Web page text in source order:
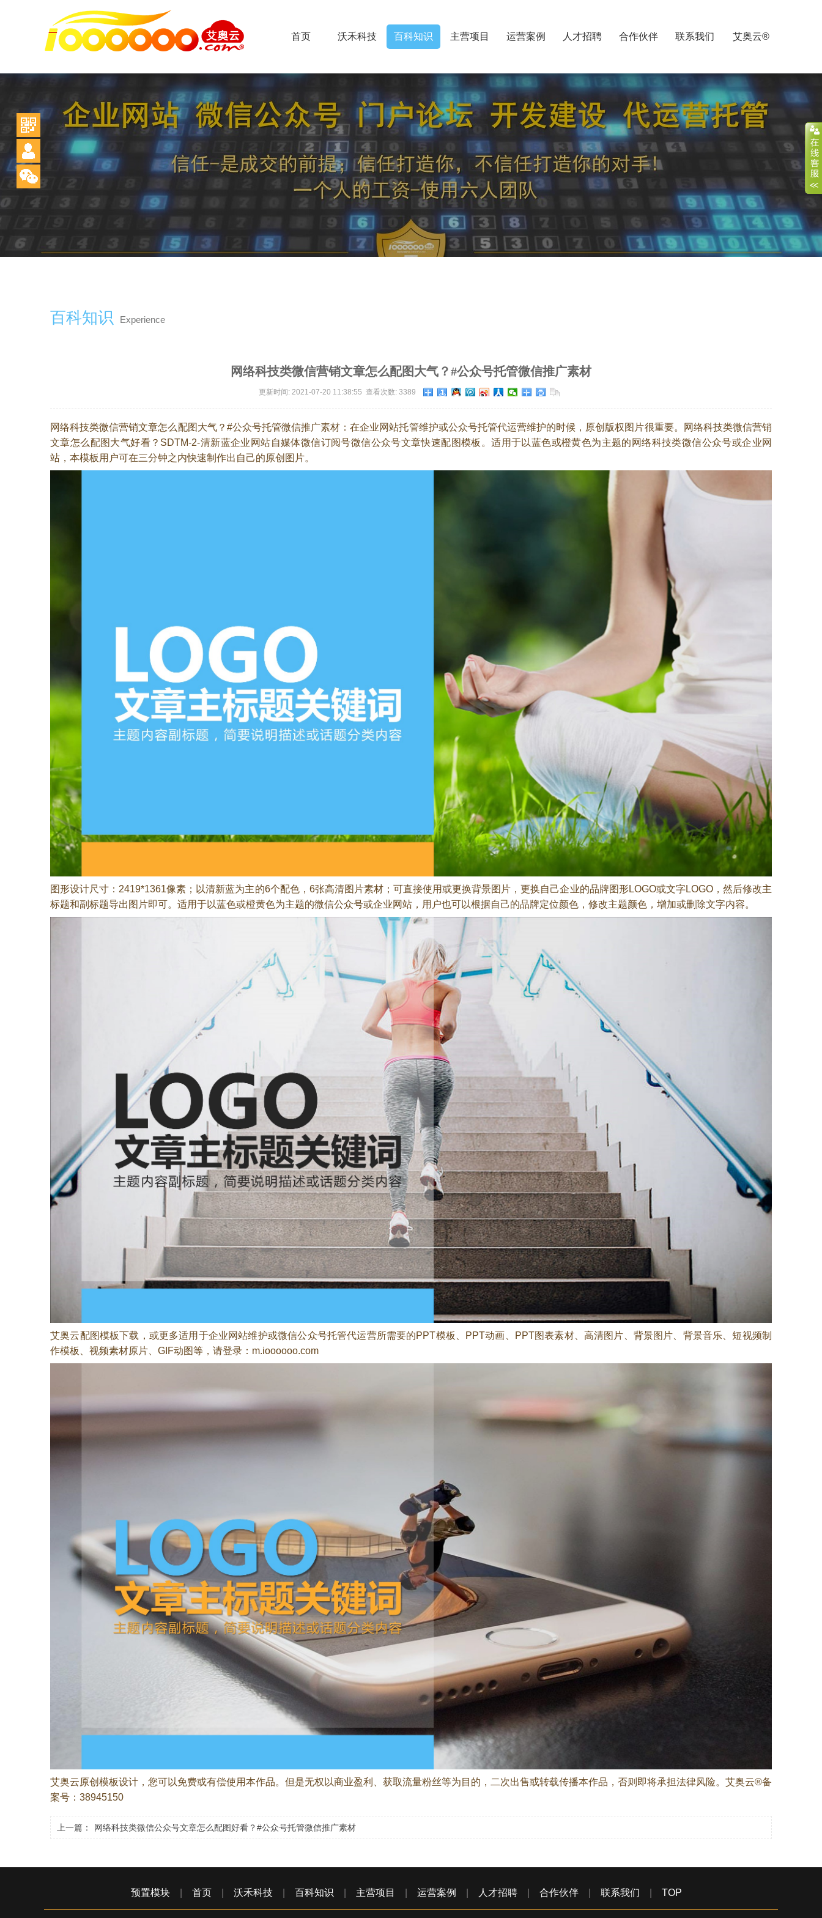
首页 沃禾科技 百科知识 主营项目 运营案例 人才招聘 合作伙伴 联系我们 艾奥云®
百科知识 Experience
网络科技类微信营销​文章怎么配图大气？#公众号托管微信推广素材
更新时间: 2021-07-20 11:38:55 查看次数: 3389
网络科技类微信营销文章怎么配图大气？#公众号托管微信推广素材：在企业网站托管维护或公众号托管代运营维护的时候，原创版权图片很重要。网络科技类微信营销
文章怎么配图大气好看？SDTM-2-清新蓝企业网站自媒体微信订阅号微信公众号文章快速配图模板。适用于以蓝色或橙黄色为主题的网络科技类微信公众号或企业网
站，本模板用户可在三分钟之内快速制作出自己的原创图片。
图形设计尺寸：2419*1361像素；以清新蓝为主的6个配色，6张高清图片素材；可直接使用或更换背景图片，更换自己企业的品牌图形LOGO或文字LOGO，然后修改主
标题和副标题导出图片即可。适用于以蓝色或橙黄色为主题的微信公众号或企业网站，用户也可以根据自己的品牌定位颜色，修改主题颜色，增加或删除文字内容。
艾奥云配图模板下载，或更多适用于企业网站维护或微信公众号托管代运营所需要的PPT模板、PPT动画、PPT图表素材、高清图片、背景图片、背景音乐、短视频制
作模板、视频素材原片、GIF动图等，请登录：m.ioooooo.com
艾奥云原创模板设计，您可以免费或有偿使用本作品。但是无权以商业盈利、获取流量粉丝等为目的，二次出售或转载传播本作品，否则即将承担法律风险。艾奥云®备
案号：38945150
上一篇： 网络科技类微信公众号​文章怎么配图好看？#公众号托管微信推广素材
预置模块 首页 沃禾科技 百科知识 主营项目 运营案例 人才招聘 合作伙伴 联系我们 TOP